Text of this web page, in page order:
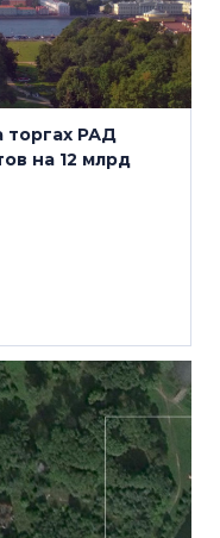
торгах РАД
на 12 млрд